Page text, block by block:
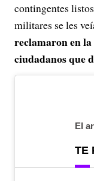
contingentes
militares se les
reclamaron en
ciudadanos que
El
TE